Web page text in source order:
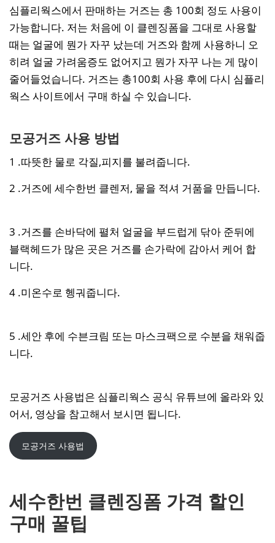
심플리웍스에서 판매하는 거즈는 총 100회 정도 사용이
가능합니다. 저는 처음에 이 클렌징폼을 그대로 사용할
때는 얼굴에 뭔가 자꾸 났는데 거즈와 함께 사용하니 오
히려 얼굴 가려움증도 없어지고 뭔가 자꾸 나는 게 많이
줄어들었습니다. 거즈는 총100회 사용 후에 다시 심플리
웍스 사이트에서 구매 하실 수 있습니다.
모공거즈 사용 방법
1 .따뜻한 물로 각질,피지를 불려줍니다.
2 .거즈에 세수한번 클렌저, 물을 적셔 거품을 만듭니다.
3 .거즈를 손바닥에 펼처 얼굴을 부드럽게 닦아 준뒤에
블랙헤드가 많은 곳은 거즈를 손가락에 감아서 케어 합
니다.
4 .미온수로 헹궈줍니다.
5 .세안 후에 수븐크림 또는 마스크팩으로 수분을 채워줍
니다.
모공거즈 사용법은 심플리웍스 공식 유튜브에 올라와 있
어서, 영상을 참고해서 보시면 됩니다.
모공거즈 사용법
세수한번 클렌징폼 가격 할인
구매 꿀팁